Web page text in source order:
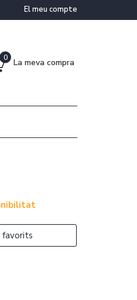
El meu compte
La meva compra
0
favorits